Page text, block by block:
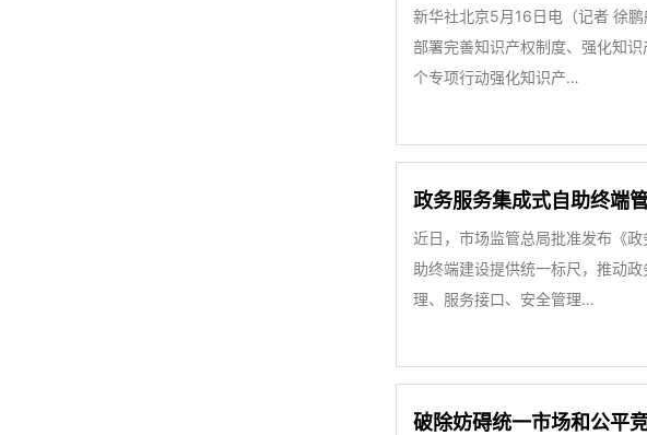
新华社北京5月16日电（记者 徐
部署完善知识产权制度、强化知
个专项行动强化知识产…
政务服务集成式自助终端
近日，市场监管总局批准发布《
助终端建设提供统一标尺，推动
理、服务接口、安全管理…
破除妨碍统一市场和公平